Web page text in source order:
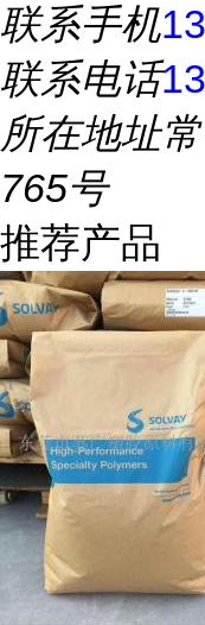
联系手机
联系电话
所在地址
765号
推荐产品